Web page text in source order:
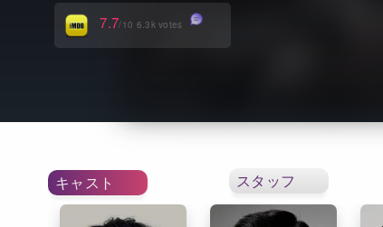
7.7/10 6.3k votes
キャスト スタッフ